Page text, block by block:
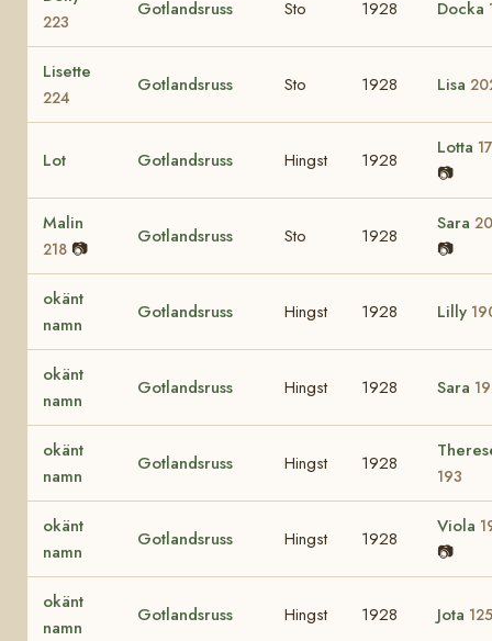
223
Gotlandsruss Sto 1928 Docka
Lisette
224
Gotlandsruss Sto 1928 Lisa
Lot Gotlandsruss Hingst 1928
Lotta
📷
Malin
218 📷
Gotlandsruss Sto 1928
Sara
📷
okänt
namn
Gotlandsruss Hingst 1928 Lilly
okänt
namn
Gotlandsruss Hingst 1928 Sara
okänt
namn
Gotlandsruss Hingst 1928
193
okänt
namn
Gotlandsruss Hingst 1928
Viola
📷
okänt
namn
Gotlandsruss Hingst 1928 Jota 125